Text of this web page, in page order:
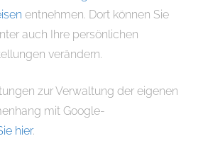
entnehmen. Dort können Sie
auch Ihre persönlichen
verändern.
zur Verwaltung der eigenen
mit Google-
hier.